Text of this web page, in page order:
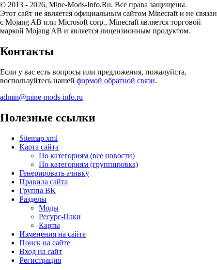
© 2013 - 2026, Mine-Mods-Info.Ru. Все права защищены.
Этот сайт не является официальным сайтом Minecraft и не связан
с Mojang AB или Microsoft corp., Minecraft является торговой
маркой Mojang AB и является лицензионным продуктом.
Контакты
Если у вас есть вопросы или предложения, пожалуйста,
воспользуйтесь нашей формой обратной связи.
admin@mine-mods-info.ru
Полезные ссылки
Sitemap.xml
Карта сайта
По категориям (все новости)
По категориям (группировка)
Генерировать ачивку
Правила сайта
Группа ВК
Разделы
Моды
Ресурс-Паки
Карты
Изменения на сайте
Поиск на сайте
Вход на сайт
Регистрация